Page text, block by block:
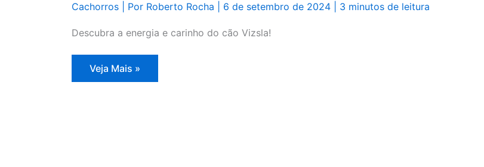
Cachorros | Por Roberto Rocha 6 de setembro de 2024 3 minutos de leitura
Descubra a energia e carinho do cão Vizsla!
Raça
Veja Mais »